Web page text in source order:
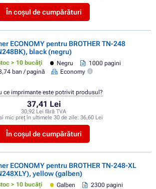
În coșul de cumpărături
ECONOMY pentru BROTHER TN-248
black (negru)
> 10 bucăți Negru
1000 pagini
ban / pagină
Economy
37,41 Lei
30,92 Lei fără TVA
mic preț în ultimele 30 de zile: 36,60 Lei
În coșul de cumpărături
ce imprimante este potrivit produsul?
ECONOMY pentru BROTHER TN-248-XL
yellow (galben)
> 10 bucăți Galben
2300 pagini